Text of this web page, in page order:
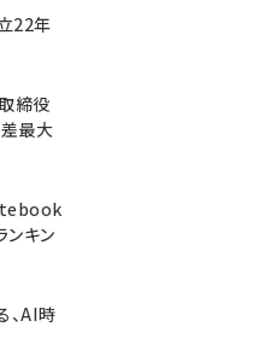
22年
締役
最大
ンキン
、AI時